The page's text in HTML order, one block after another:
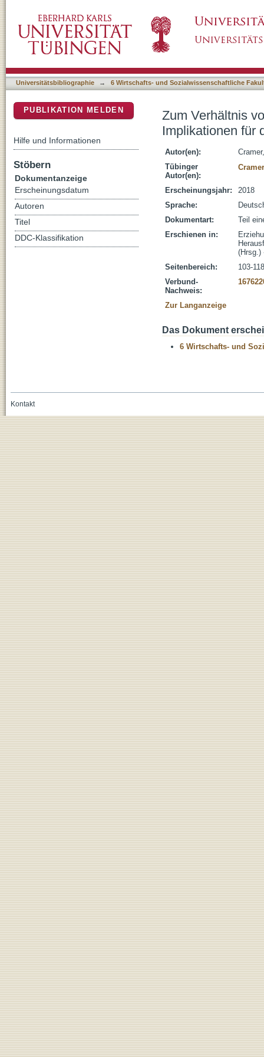
Professionalität im Lehrerinnen- und
Universitätsbibliographie → 6 Wirtschafts- und Sozialwissenschaftliche
Zum Verhältnis
Implikationen für
Autor(en):
Tübinger
Autor(en):
Erscheinungsjahr:
2018
Sprache:
Dokumentart:
Teil
Erschienen in:
(Hrsg.)
Seitenbereich:
103-118
Verbund-
Nachweis:
Zur Langanzeige
Das Dokument
6 Wirtschafts- und
PUBLIKATION MELDEN
Hilfe und Informationen
Stöbern
Dokumentanzeige
Erscheinungsdatum
Autoren
Titel
DDC-Klassifikation
Kontakt